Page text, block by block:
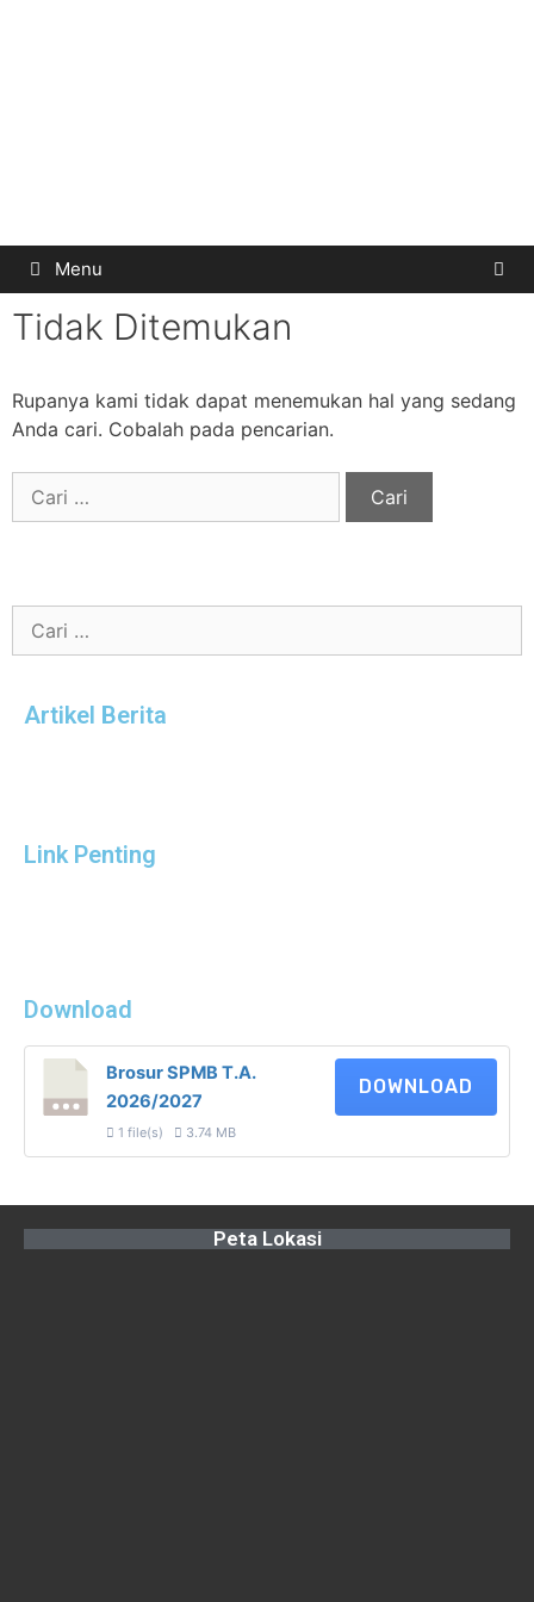
Menu
Tidak Ditemukan
Rupanya kami tidak dapat menemukan hal yang sedang
Anda cari. Cobalah pada pencarian.
Artikel Berita
Link Penting
Download
Brosur SPMB T.A.
2026/2027
1 file(s) 3.74 MB
DOWNLOAD
Peta Lokasi